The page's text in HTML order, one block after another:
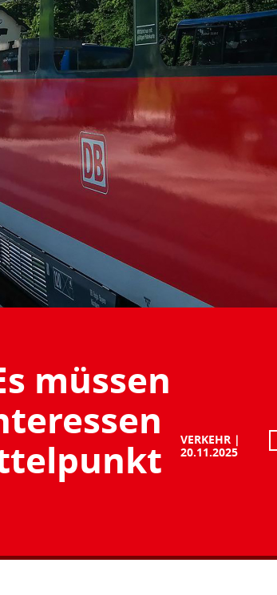
müssen
VERKEHR
20.11.2025